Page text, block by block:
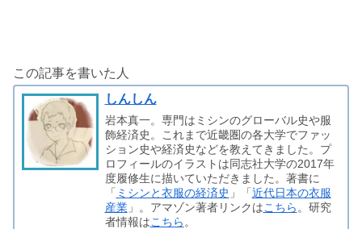
この記事を書いた人
しんしん
岩本真一。専門はミシンのグローバル史や服
飾経済史。これまで近畿圏の各大学でファッ
ション史や経済史などを教えてきました。プ
ロフィールのイラストは同志社大学の2017年
度履修生に描いていただきました。著書に
「 ミシンと衣服の経済史 」「 近代日本の衣服
産業」。アマゾン著者リンクはこちら 。研究
者情報はこちら 。